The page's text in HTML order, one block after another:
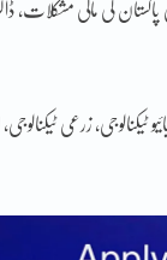
مالی مشکلات، ڈالرز کی
زرعی ٹیکنالوجی،